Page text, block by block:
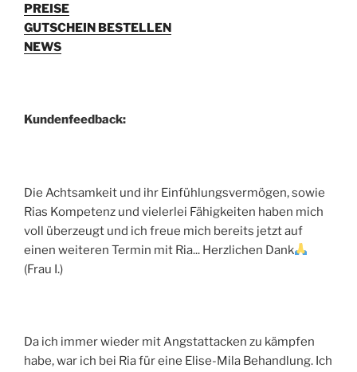
PREISE
GUTSCHEIN BESTELLEN
NEWS
Kundenfeedback:
Die Achtsamkeit und ihr Einfühlungsvermögen, sowie
Rias Kompetenz und vielerlei Fähigkeiten haben mich
voll überzeugt und ich freue mich bereits jetzt auf
einen weiteren Termin mit Ria... Herzlichen Dank
(Frau I.)
Da ich immer wieder mit Angstattacken zu kämpfen
habe, war ich bei Ria für eine Elise-Mila Behandlung. Ich